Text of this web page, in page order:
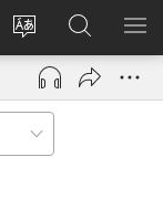
Oldal
nyelvének
megváltoztatása
Bejelentkezés
(opens
window)
Keresés
a jw.org
honlapon